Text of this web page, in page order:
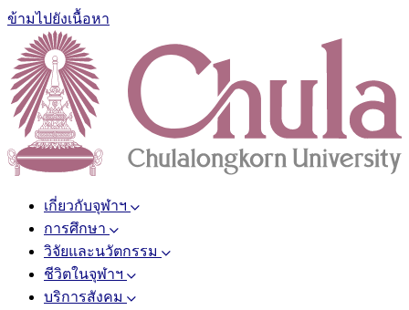
ข้ามไปยังเนื้อหา
เกี่ยวกับจุฬาฯ
การศึกษา
วิจัยและนวัตกรรม
ชีวิตในจุฬาฯ
บริการสังคม